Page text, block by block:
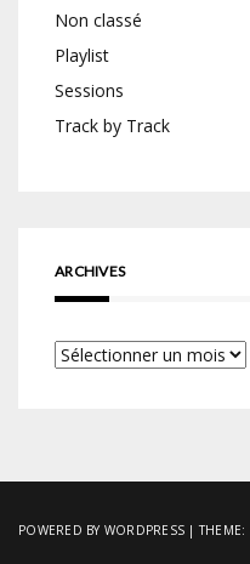
Non classé
Playlist
Sessions
Track by Track
ARCHIVES
Archives
POWERED BY WORDPRESS |THEME: